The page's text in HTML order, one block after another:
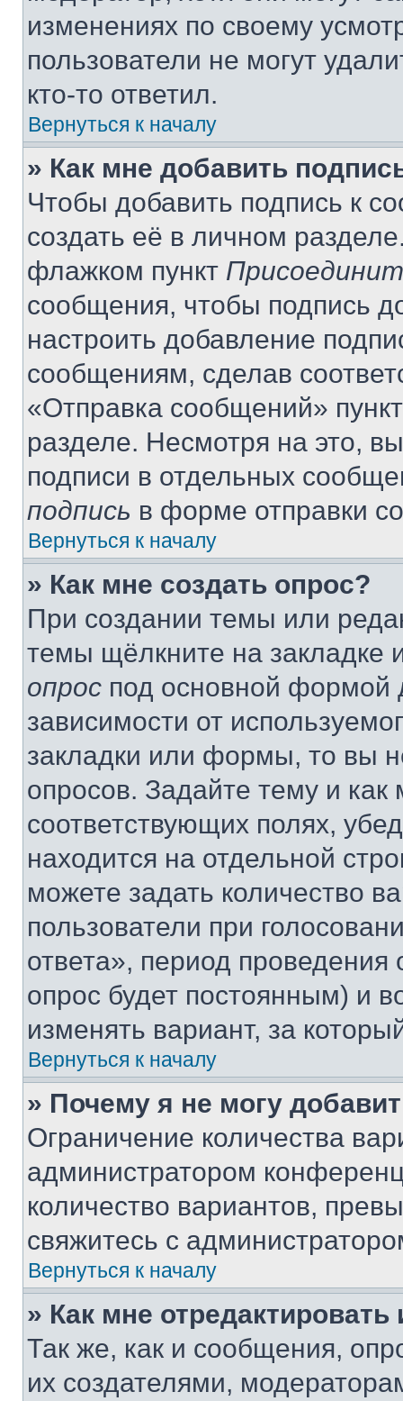
изменениях по своему
пользователи не могут
кто-то ответил.
Вернуться к началу
» Как мне добавить
Чтобы добавить подпись к
создать её в личном
флажком пункт
сообщения, чтобы подпись
настроить добавление
сообщениям, сделав
«Отправка сообщений»
разделе. Несмотря на это,
подписи в отдельных
подпись в форме отправки
Вернуться к началу
» Как мне создать опрос?
При создании темы или
темы щёлкните на
опрос под основной формой
зависимости от
закладки или формы, то вы
опросов. Задайте тему и
соответствующих полях,
находится на отдельной
можете задать количество
пользователи при
ответа», период проведения
опрос будет постоянным) и
изменять вариант, за
Вернуться к началу
» Почему я не могу
Ограничение количества
администратором
количество вариантов,
свяжитесь с
Вернуться к началу
» Как мне
Так же, как и сообщения,
их создателями,